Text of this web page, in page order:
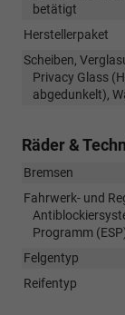
betätigt
Herstellerpaket
Scheiben,
Privacy Glass
abgedunkelt),
Räder &
Bremsen
Fahrwerk- und
Programm
Felgentyp
Reifentyp